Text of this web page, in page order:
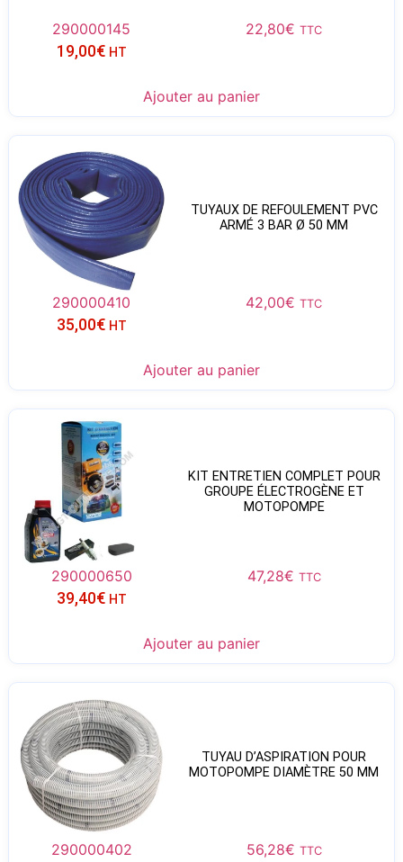
290000145 22,80€ TTC
19,00€ HT
Ajouter au panier
TUYAUX DE REFOULEMENT PVC
ARMÉ 3 BAR Ø 50 MM
290000410 42,00€ TTC
35,00€ HT
Ajouter au panier
KIT ENTRETIEN COMPLET POUR
GROUPE ÉLECTROGÈNE ET
MOTOPOMPE
290000650 47,28€ TTC
39,40€ HT
Ajouter au panier
TUYAU D’ASPIRATION POUR
MOTOPOMPE DIAMÈTRE 50 MM
290000402 56,28€ TTC